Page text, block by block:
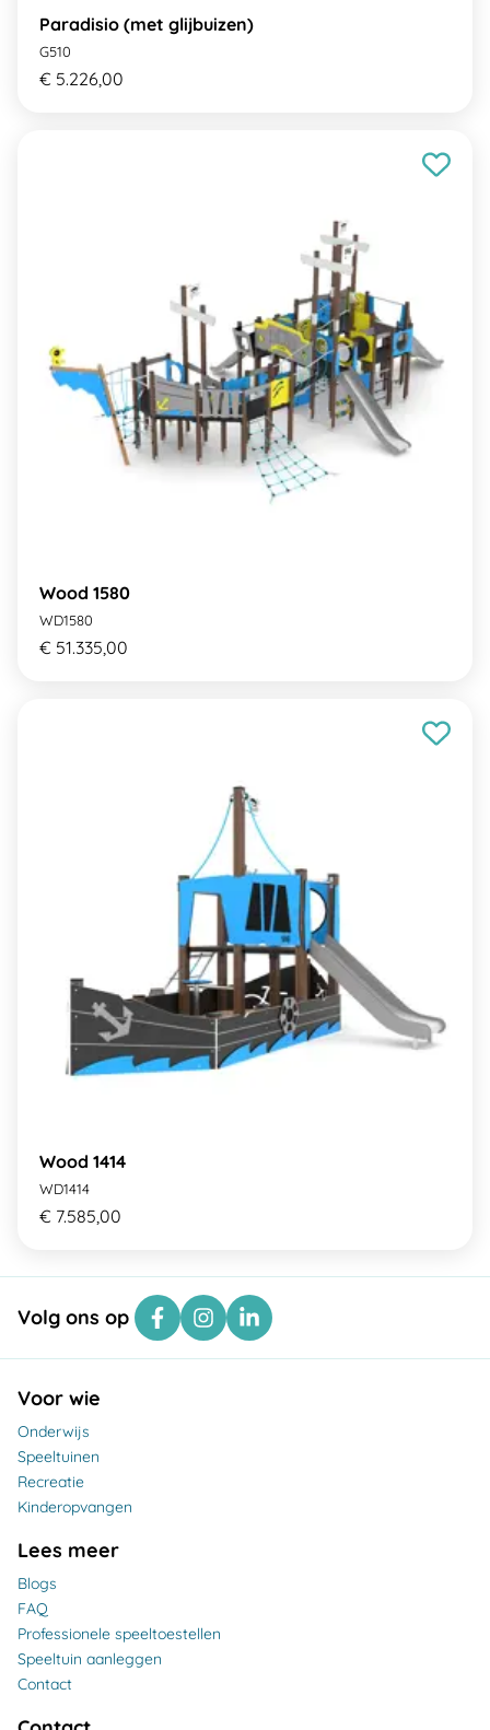
Paradisio (met glijbuizen)
G510
€ 5.226,00
Wood 1580
WD1580
€ 51.335,00
Wood 1414
WD1414
€ 7.585,00
Volg ons op
Voor wie
Onderwijs
Speeltuinen
Recreatie
Kinderopvangen
Lees meer
Blogs
FAQ
Professionele speeltoestellen
Speeltuin aanleggen
Contact